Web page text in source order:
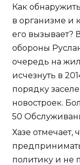
Как
в организме и
его вызывает?
обороны
очередь на
исчезнуть в
порядку
новостроек.
50
Хазе отмечает,
политику и не